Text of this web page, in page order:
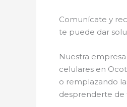
Comunícate y
te puede dar
Nuestra
celulares en
o remplazando
desprenderte de